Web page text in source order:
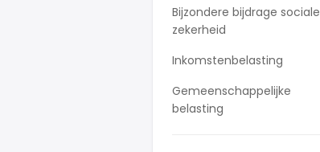
Bijzondere bijdrage sociale
zekerheid
Inkomstenbelasting
Gemeenschappelijke
belasting